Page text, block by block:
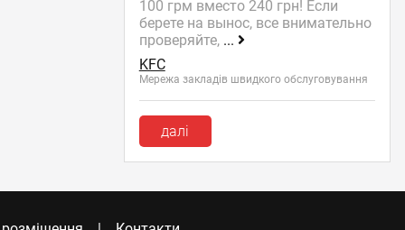
100 грм вместо 240 грн! Если
берете на вынос, все внимательно
проверяйте, ...
KFC
Мережа закладів швидкого обслуговування
далі